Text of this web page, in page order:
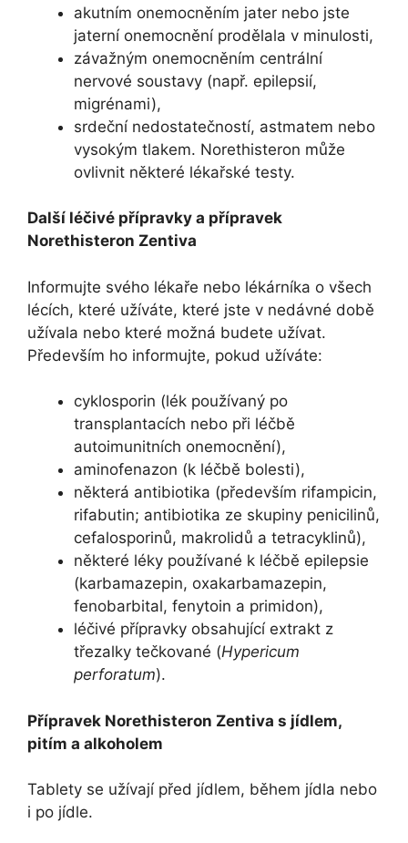
akutním onemocněním jater nebo jste
jaterní onemocnění prodělala v minulosti,
závažným onemocněním centrální
nervové soustavy (např. epilepsií,
migrénami),
srdeční nedostatečností, astmatem nebo
vysokým tlakem. Norethisteron může
ovlivnit některé lékařské testy.
Další léčivé přípravky a přípravek
Norethisteron Zentiva
Informujte svého lékaře nebo lékárníka o všech
lécích, které užíváte, které jste v nedávné době
užívala nebo které možná budete užívat.
Především ho informujte, pokud užíváte:
cyklosporin (lék používaný po
transplantacích nebo při léčbě
autoimunitních onemocnění),
aminofenazon (k léčbě bolesti),
některá antibiotika (především rifampicin,
rifabutin; antibiotika ze skupiny penicilinů,
cefalosporinů, makrolidů a tetracyklinů),
některé léky používané k léčbě epilepsie
(karbamazepin, oxakarbamazepin,
fenobarbital, fenytoin a primidon),
léčivé přípravky obsahující extrakt z
třezalky tečkované (Hypericum
perforatum).
Přípravek Norethisteron Zentiva s jídlem,
pitím a alkoholem
Tablety se užívají před jídlem, během jídla nebo
i po jídle.